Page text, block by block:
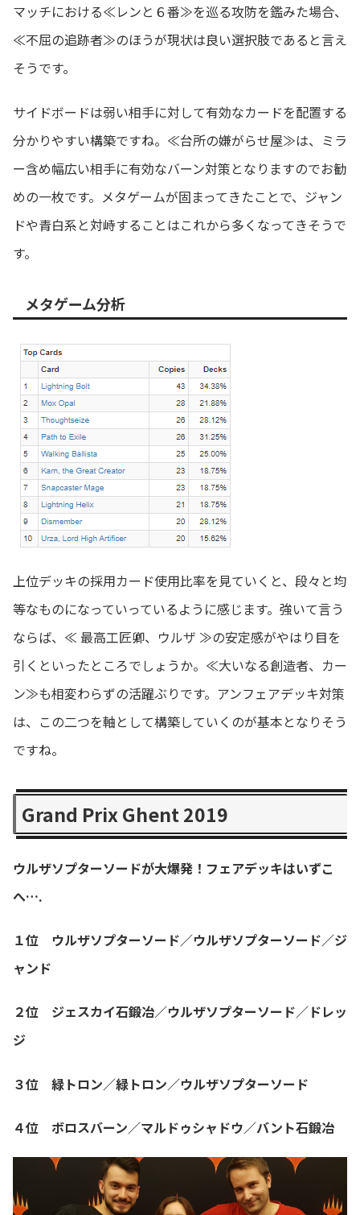
マッチにおける≪レンと６番≫を巡る攻防を鑑みた場合、
≪不屈の追跡者≫のほうが現状は良い選択肢であると言え
そうです。
サイドボードは弱い相手に対して有効なカードを配置する
分かりやすい構築ですね。≪台所の嫌がらせ屋≫は、ミラ
ー含め幅広い相手に有効なバーン対策となりますのでお勧
めの一枚です。メタゲームが固まってきたことで、ジャン
ドや青白系と対峙することはこれから多くなってきそうで
す。
メタゲーム分析
上位デッキの採用カード使用比率を見ていくと、段々と均
等なものになっていっているように感じます。強いて言う
ならば、≪ 最高工匠卿、ウルザ ≫の安定感がやはり目を
引くといったところでしょうか。≪大いなる創造者、カー
ン≫も相変わらずの活躍ぶりです。アンフェアデッキ対策
は、この二つを軸として構築していくのが基本となりそう
ですね。
Grand Prix Ghent 2019
ウルザソプターソードが大爆発！フェアデッキはいずこ
へ….
１位 ウルザソプターソード／ウルザソプターソード／ジ
ャンド
２位 ジェスカイ石鍛冶／ウルザソプターソード／ドレッ
ジ
３位 緑トロン／緑トロン／ウルザソプターソード
４位 ボロスバーン／マルドゥシャドウ／バント石鍛冶